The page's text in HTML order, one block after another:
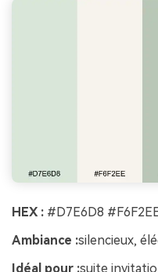
HEX : #D7E6D8
Ambiance :silencieux,
Idéal pour :suite